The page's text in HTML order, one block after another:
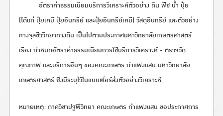
อัตราค่าธรรมเนียมบริการวิเคราะห์ตัวอย่าง ดิน พืช น้ำ ปุ๋ย
(ได้แก่ ปุ๋ยเคมี ปุ๋ยอินทรีย์ และปุ๋ยอินทรีย์เคมี) วัสดุอินทรีย์ และตัวอย่าง
ทางจุลชีววิทยาทางดิน เป็นไปตามประกาศมหาวิทยาลัยเกษตรศาสตร์
เรื่อง กำหนดอัตราค่าธรรมเนียมการใช้บริการวิเคราะห์ - ตรวจวัด
คุณภาพ และบริการอื่นๆ ของคณะเกษตร กำแพงแสน มหาวิทยาลัย
เกษตรศาสตร์ ซึ่งมีระบุไว้ในแบบฟอร์ส่งตัวอย่างวิเคราะห์
หมายเหตุ: ภาควิชาปฐพีวิทยา คณะเกษตร กำแพงแสน ขอประกาศการ